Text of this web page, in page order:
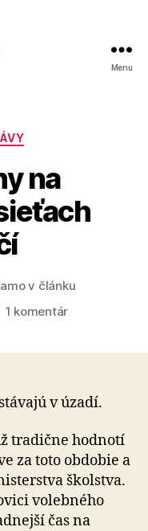
Menu
na
v článku
1 komentárna
sieťach
v úzadí.
tradične hodnotí
za toto obdobie a
školstva.
volebného
čas na